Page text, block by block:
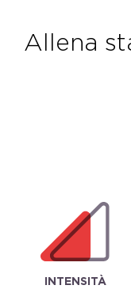
allena
INTENSITÀ